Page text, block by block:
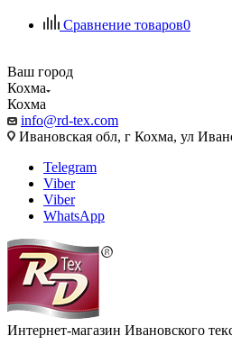
Сравнение товаров0
Ваш город
Кохма
Кохма
info@rd-tex.com
Ивановская обл, г Кохма, ул
Telegram
Viber
Viber
WhatsApp
Интернет-магазин Ивановского